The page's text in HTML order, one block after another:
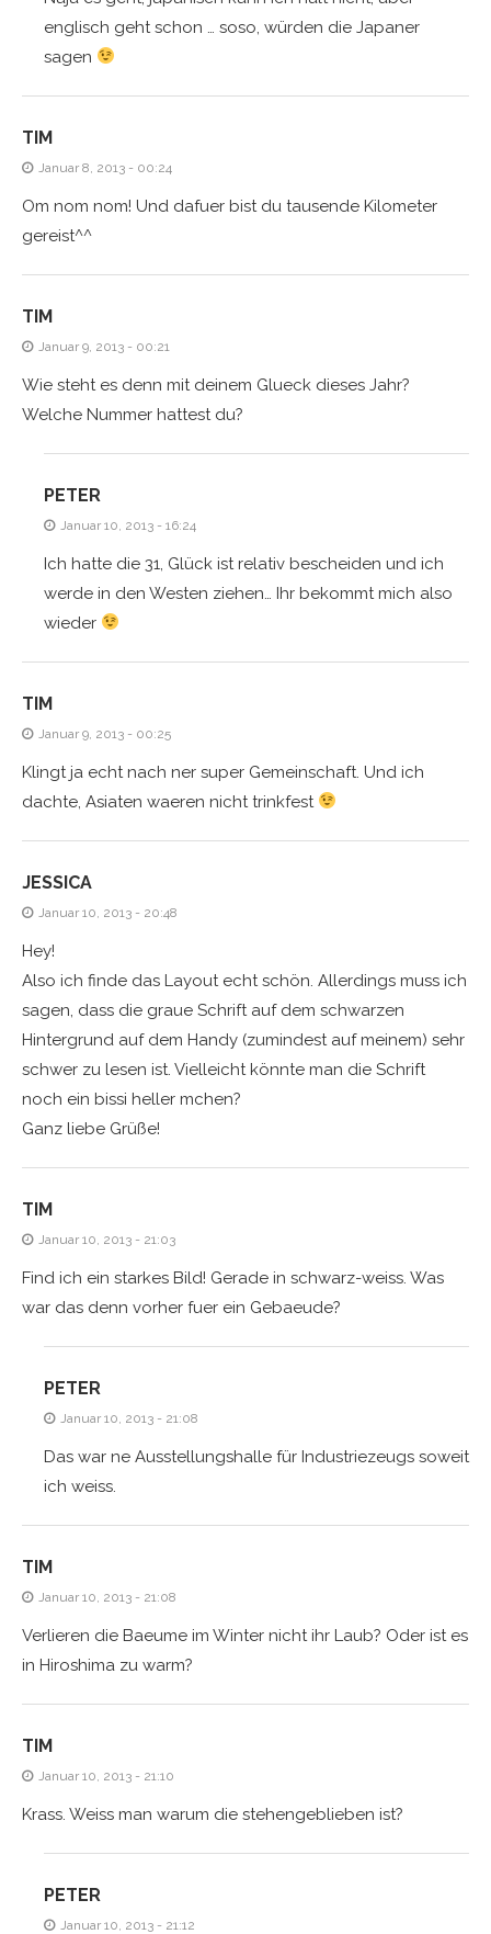
englisch geht schon … soso, würden die Japaner
sagen
TIM
Januar 8, 2013 - 00:24
Om nom nom! Und dafuer bist du tausende Kilometer
gereist^^
TIM
Januar 9, 2013 - 00:21
Wie steht es denn mit deinem Glueck dieses Jahr?
Welche Nummer hattest du?
PETER
Januar 10, 2013 - 16:24
Ich hatte die 31, Glück ist relativ bescheiden und ich
werde in den Westen ziehen… Ihr bekommt mich also
wieder
TIM
Januar 9, 2013 - 00:25
Klingt ja echt nach ner super Gemeinschaft. Und ich
dachte, Asiaten waeren nicht trinkfest
JESSICA
Januar 10, 2013 - 20:48
Hey!
Also ich finde das Layout echt schön. Allerdings muss ich
sagen, dass die graue Schrift auf dem schwarzen
Hintergrund auf dem Handy (zumindest auf meinem) sehr
schwer zu lesen ist. Vielleicht könnte man die Schrift
noch ein bissi heller mchen?
Ganz liebe Grüße!
TIM
Januar 10, 2013 - 21:03
Find ich ein starkes Bild! Gerade in schwarz-weiss. Was
war das denn vorher fuer ein Gebaeude?
PETER
Januar 10, 2013 - 21:08
Das war ne Ausstellungshalle für Industriezeugs soweit
ich weiss.
TIM
Januar 10, 2013 - 21:08
Verlieren die Baeume im Winter nicht ihr Laub? Oder ist es
in Hiroshima zu warm?
TIM
Januar 10, 2013 - 21:10
Krass. Weiss man warum die stehengeblieben ist?
PETER
Januar 10, 2013 - 21:12